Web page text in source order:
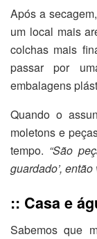
Após a
um local mais
colchas mais
passar por
embalagens
Quando o
moletons e
tempo. “São
guardado’,
:: Casa e
Sabemos que